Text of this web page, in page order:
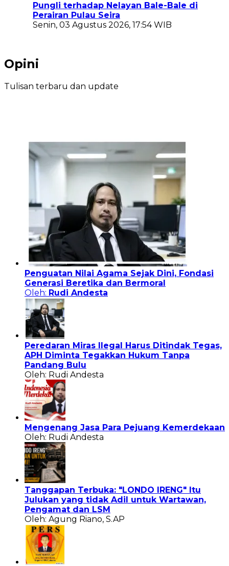
Pungli terhadap Nelayan Bale-Bale di
Perairan Pulau Seira
Senin, 03 Agustus 2026, 17:54 WIB
Opini
Tulisan terbaru dan update
Penguatan Nilai Agama Sejak Dini, Fondasi
Generasi Beretika dan Bermoral
Oleh: Rudi Andesta
Peredaran Miras Ilegal Harus Ditindak Tegas,
APH Diminta Tegakkan Hukum Tanpa
Pandang Bulu
Oleh: Rudi Andesta
Mengenang Jasa Para Pejuang Kemerdekaan
Oleh: Rudi Andesta
Tanggapan Terbuka: "LONDO IRENG" Itu
Julukan yang tidak Adil untuk Wartawan,
Pengamat dan LSM
Oleh: Agung Riano, S.AP